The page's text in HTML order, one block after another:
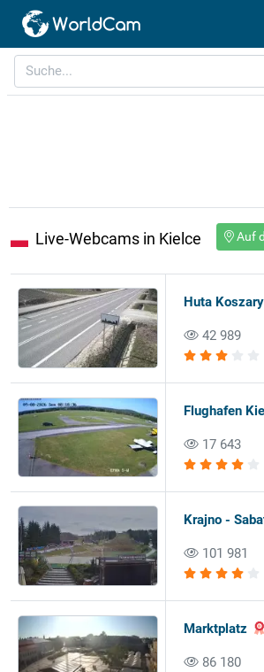
Live-Webcams in Kielce Auf
Huta
42 989
Flughafen
17 643
Krajno -
101 981
Marktplatz
86 180